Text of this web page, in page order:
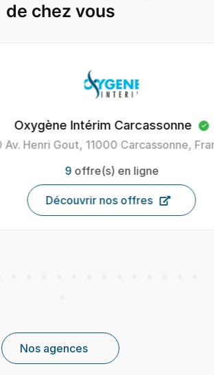
de chez vous
Intérim Carcassonne
Gout, 11000 Carcassonne, France
offre(s) en ligne
Découvrir nos offres
Nos agences